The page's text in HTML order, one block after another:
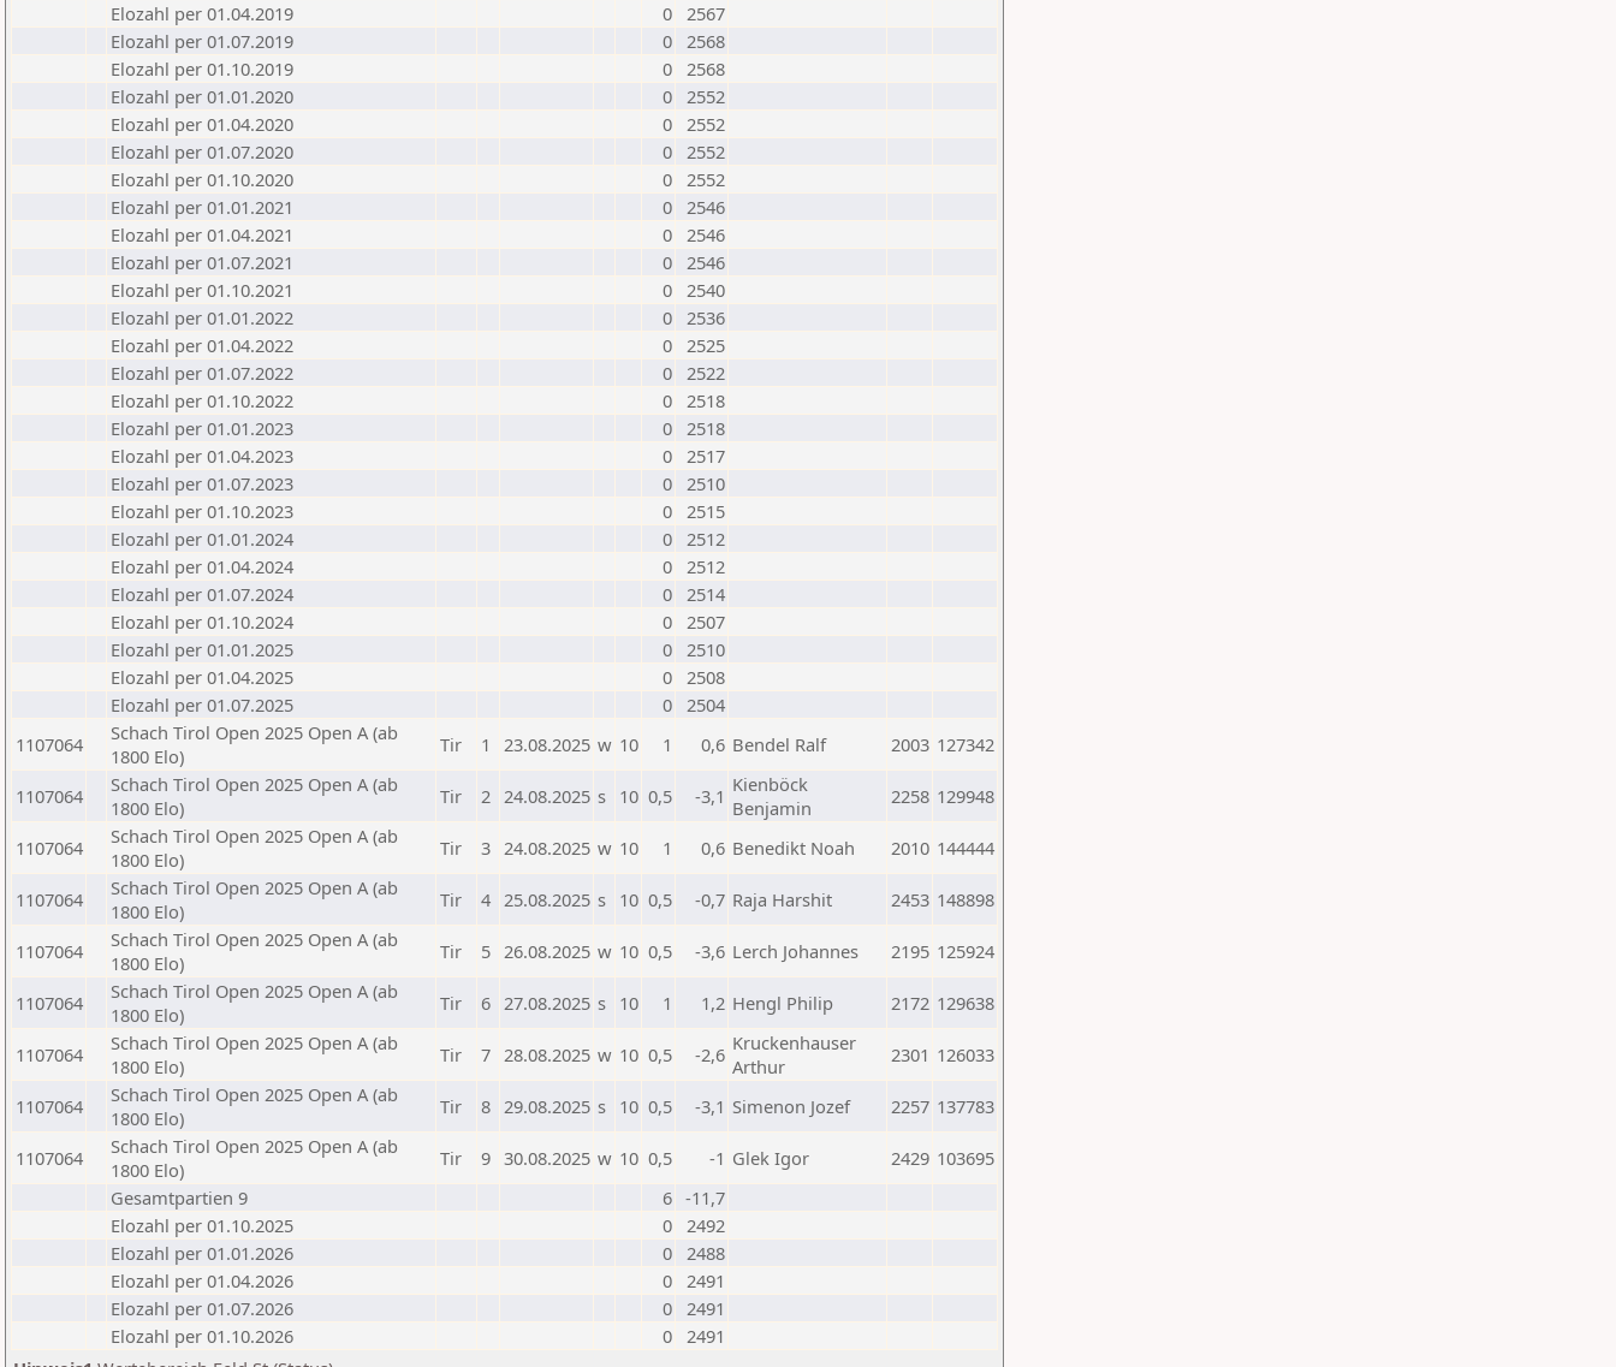
Elozahl per 01.04.2019
0 2567
Elozahl per 01.07.2019
0 2568
Elozahl per 01.10.2019
0 2568
Elozahl per 01.01.2020
0 2552
Elozahl per 01.04.2020
0 2552
Elozahl per 01.07.2020
0 2552
Elozahl per 01.10.2020
0 2552
Elozahl per 01.01.2021
0 2546
Elozahl per 01.04.2021
0 2546
Elozahl per 01.07.2021
0 2546
Elozahl per 01.10.2021
0 2540
Elozahl per 01.01.2022
0 2536
Elozahl per 01.04.2022
0 2525
Elozahl per 01.07.2022
0 2522
Elozahl per 01.10.2022
0 2518
Elozahl per 01.01.2023
0 2518
Elozahl per 01.04.2023
0 2517
Elozahl per 01.07.2023
0 2510
Elozahl per 01.10.2023
0 2515
Elozahl per 01.01.2024
0 2512
Elozahl per 01.04.2024
0 2512
Elozahl per 01.07.2024
0 2514
Elozahl per 01.10.2024
0 2507
Elozahl per 01.01.2025
0 2510
Elozahl per 01.04.2025
0 2508
Elozahl per 01.07.2025
0 2504
1107064
Schach Tirol Open 2025 Open A (ab
1800 Elo)
Tir 1 23.08.2025 w 10 1 0,6 Bendel Ralf 2003 127342
1107064
Schach Tirol Open 2025 Open A (ab
1800 Elo)
Tir 2 24.08.2025 s 10 0,5 -3,1 Kienböck
Benjamin
2258 129948
1107064
Schach Tirol Open 2025 Open A (ab
1800 Elo)
Tir 3 24.08.2025 w 10 1 0,6 Benedikt Noah 2010 144444
1107064
Schach Tirol Open 2025 Open A (ab
1800 Elo)
Tir 4 25.08.2025 s 10 0,5 -0,7 Raja Harshit 2453 148898
1107064
Schach Tirol Open 2025 Open A (ab
1800 Elo)
Tir 5 26.08.2025 w 10 0,5 -3,6 Lerch Johannes 2195 125924
1107064
Schach Tirol Open 2025 Open A (ab
1800 Elo)
Tir 6 27.08.2025 s 10 1 1,2 Hengl Philip 2172 129638
1107064
Schach Tirol Open 2025 Open A (ab
1800 Elo)
Tir 7 28.08.2025 w 10 0,5 -2,6 Kruckenhauser
Arthur
2301 126033
1107064
Schach Tirol Open 2025 Open A (ab
1800 Elo)
Tir 8 29.08.2025 s 10 0,5 -3,1 Simenon Jozef 2257 137783
1107064
Schach Tirol Open 2025 Open A (ab
1800 Elo)
Tir 9 30.08.2025 w 10 0,5 -1 Glek Igor 2429 103695
Gesamtpartien 9
6 -11,7
Elozahl per 01.10.2025
0 2492
Elozahl per 01.01.2026
0 2488
Elozahl per 01.04.2026
0 2491
Elozahl per 01.07.2026
0 2491
Elozahl per 01.10.2026
0 2491